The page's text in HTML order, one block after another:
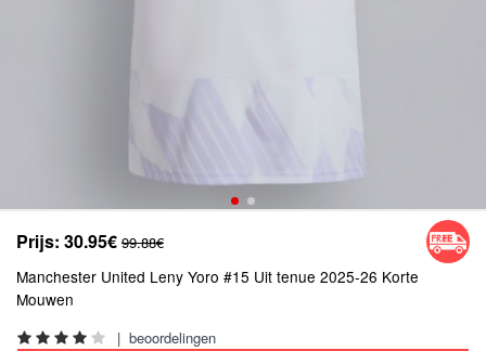
Prijs: 30.95€ 99.88€
Manchester United Leny Yoro #15 Uit tenue 2025-26 Korte
Mouwen
| beoordelingen